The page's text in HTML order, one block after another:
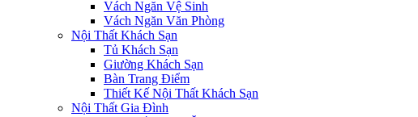
Vách Ngăn Vệ Sinh
Vách Ngăn Văn Phòng
Nội Thất Khách Sạn
Tủ Khách Sạn
Giường Khách Sạn
Bàn Trang Điểm
Thiết Kế Nội Thất Khách Sạn
Nội Thất Gia Đình